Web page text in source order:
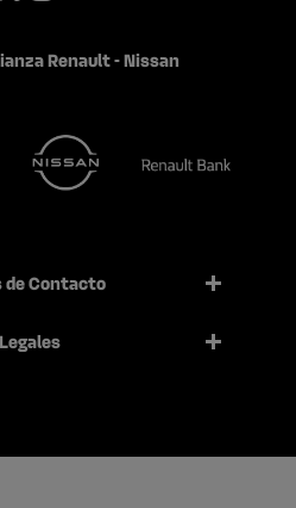
Renault - Nissan
de Contacto
Legales